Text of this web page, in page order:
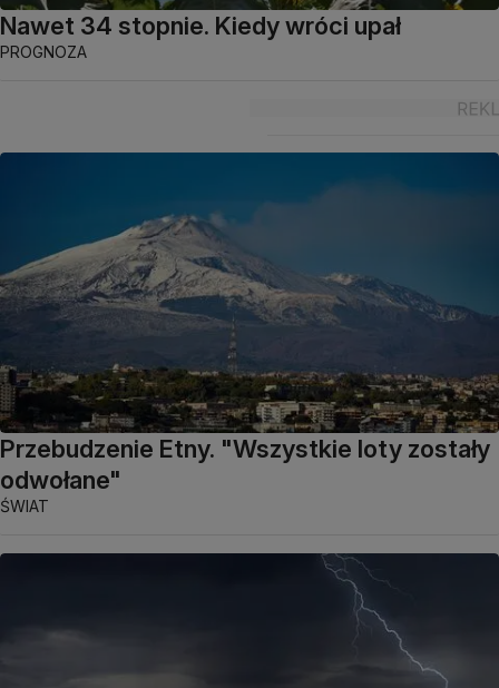
Nawet 34 stopnie. Kiedy wróci upał
PROGNOZA
Przebudzenie Etny. "Wszystkie loty zostały
odwołane"
ŚWIAT